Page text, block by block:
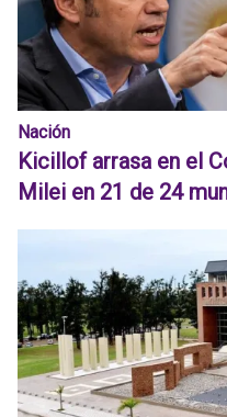
Nación
Kicillof arrasa en el
Milei en 21 de 24